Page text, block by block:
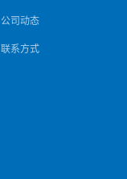
公司动态
联系方式